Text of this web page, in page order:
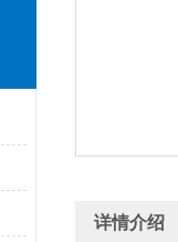
详情介绍